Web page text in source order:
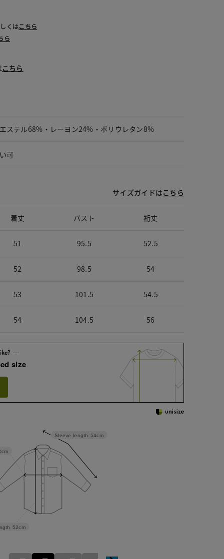
くはこちら
ら
こちら
ステル68%・レーヨン24%・ポリウレタン8%
可
サイズガイドはこちら
着丈 バスト 裄丈
51 95.5 52.5
52 98.5 54
53 101.5 54.5
54 104.5 56
size
Sleeve length 54cm
52cm